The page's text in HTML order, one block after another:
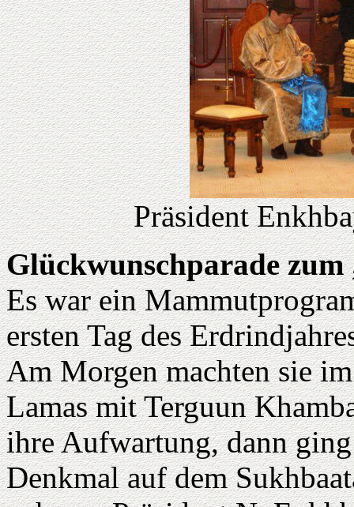
Präsident
Glückwunschparade
Es war ein
ersten Tag des
Am Morgen machten sie
Lamas mit Terguun
ihre Aufwartung, dann
Denkmal auf dem